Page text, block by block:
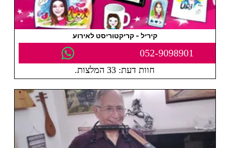
קיריל - קריקטוריסט לאירוע
052-9098901
חוות דעת: 33 המלצות.